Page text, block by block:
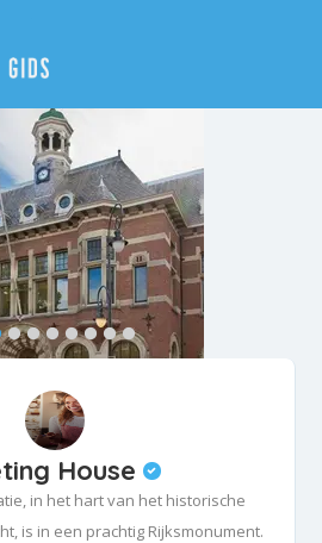
House
in het hart van het historische
is in een prachtig Rijksmonument.